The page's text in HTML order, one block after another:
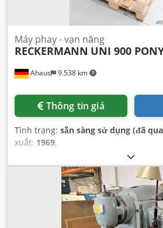
Ahaus 9.538 km
Máy phay - vạn năng
RECKERMANN UNI 900
Thông tin giá
Tình trạng: sẵn sàng sử dụng (đã
xuất: 1969,